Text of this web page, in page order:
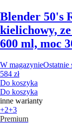
Blender 50's
kielichowy,
600 ml, moc
W magazynieOstatnie
584 zł
Do koszyka
Do koszyka
inne warianty
+2+3
Premium